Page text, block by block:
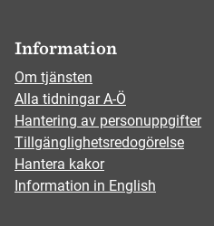
Information
Om tjänsten
Alla tidningar A-Ö
Hantering av personuppgifter
Tillgänglighetsredogörelse
Hantera kakor
Information in English